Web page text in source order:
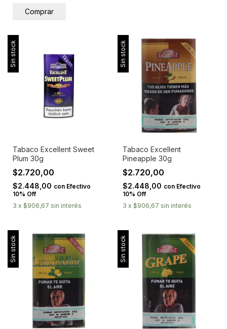
Sin stock
Tabaco Excellent Sweet
Plum 30g
$2.720,00
$2.448,00 con Efectivo
10% Off
3 x $906,67 sin interés
Sin stock
Tabaco Excellent
Pineapple 30g
$2.720,00
$2.448,00 con Efectivo
10% Off
3 x $906,67 sin interés
Sin stock Sin stock